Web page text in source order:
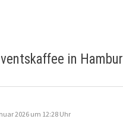
in
2026 um 12:28 Uhr